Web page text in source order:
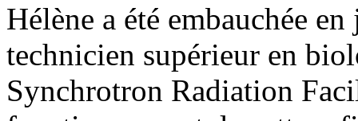
Hélène a été embauchée
technicien supérieur en
Synchrotron Radiation